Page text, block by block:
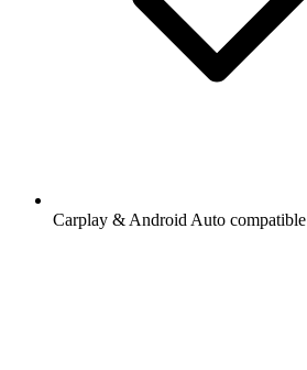
Carplay & Android Auto compatible